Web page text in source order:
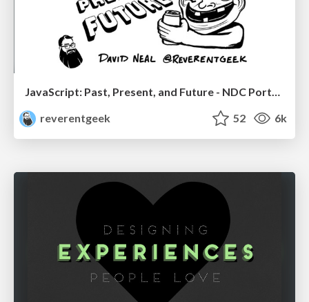
JavaScript: Past, Present, and Future - NDC Porto 2020
reverentgeek
52 6k